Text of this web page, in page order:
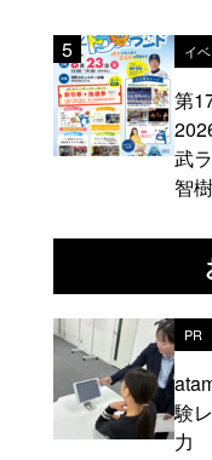
イ
第
武
智
PR
験
力